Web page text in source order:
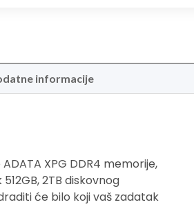
informacije
XPG DDR4 memorije,
2TB diskovnog
će bilo koji vaš zadatak